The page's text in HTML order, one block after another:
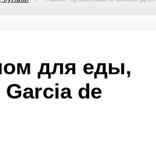
для еды,
Garcia de